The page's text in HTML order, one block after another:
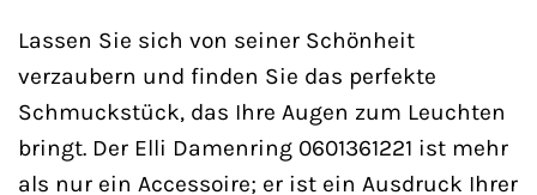
Lassen Sie sich von seiner Schönheit
verzaubern und finden Sie das perfekte
Schmuckstück, das Ihre Augen zum Leuchten
bringt. Der Elli Damenring 0601361221 ist mehr
als nur ein Accessoire; er ist ein Ausdruck Ihrer